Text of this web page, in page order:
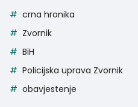
crna hronika
Zvornik
BiH
Policijska uprava Zvornik
obavjestenje